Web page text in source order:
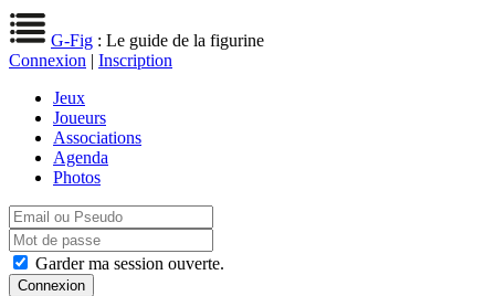
G-Fig : Le guide de la figurine
Connexion | Inscription
Jeux
Joueurs
Associations
Agenda
Photos
Garder ma session ouverte.